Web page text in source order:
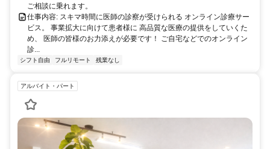
ご相談に乗れます。
仕事内容: スキマ時間に医師の診察が受けられる オンライン診療サー
ビス。 事業拡大に向けて患者様に 高品質な医療の提供をしていくた
め、 医師の皆様のお力添えが必要です！ ご自宅などでのオンライン
診...
シフト自由 フルリモート 残業なし
アルバイト・パート